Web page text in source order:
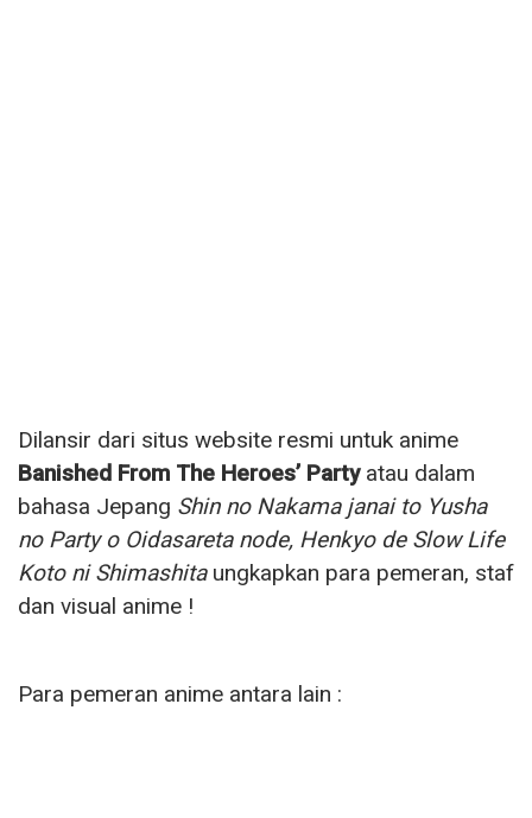
Dilansir dari situs website resmi untuk anime
Banished From The Heroes’ Partyatau dalam
bahasa Jepang Shin no Nakama janai to Yusha
no Party o Oidasareta node, Henkyo de Slow Life
Koto ni Shimashitaungkapkan para pemeran, staf
dan visual anime !
Para pemeran anime antara lain :